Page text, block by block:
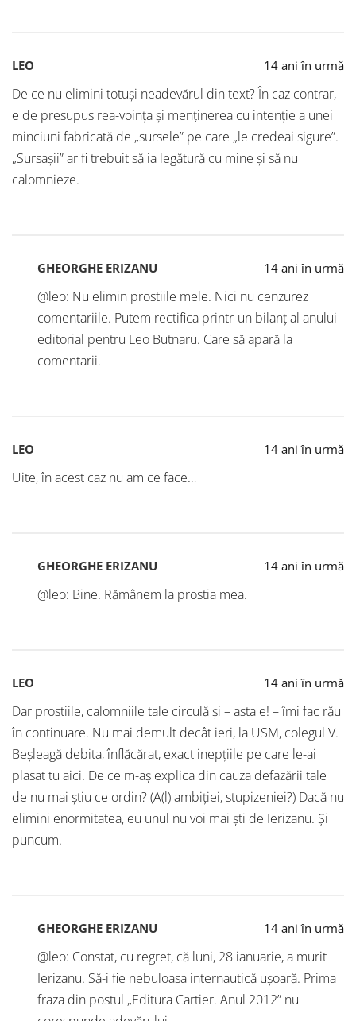
LEO 14 ani în urmă
De ce nu elimini totuşi neadevărul din text? În caz contrar,
e de presupus rea-voinţa şi menţinerea cu intenţie a unei
minciuni fabricată de „sursele” pe care „le credeai sigure”.
„Sursaşii” ar fi trebuit să ia legătură cu mine şi să nu
calomnieze.
GHEORGHE ERIZANU 14 ani în urmă
@leo: Nu elimin prostiile mele. Nici nu cenzurez
comentariile. Putem rectifica printr-un bilanț al anului
editorial pentru Leo Butnaru. Care să apară la
comentarii.
LEO 14 ani în urmă
Uite, în acest caz nu am ce face…
GHEORGHE ERIZANU 14 ani în urmă
@leo: Bine. Rămânem la prostia mea.
LEO 14 ani în urmă
Dar prostiile, calomniile tale circulă şi – asta e! – îmi fac rău
în continuare. Nu mai demult decât ieri, la USM, colegul V.
Beşleagă debita, înflăcărat, exact inepţiile pe care le-ai
plasat tu aici. De ce m-aş explica din cauza defazării tale
de nu mai ştiu ce ordin? (A(l) ambiţiei, stupizeniei?) Dacă nu
elimini enormitatea, eu unul nu voi mai şti de Ierizanu. Şi
puncum.
GHEORGHE ERIZANU 14 ani în urmă
@leo: Constat, cu regret, că luni, 28 ianuarie, a murit
Ierizanu. Să-i fie nebuloasa internautică ușoară. Prima
fraza din postul „Editura Cartier. Anul 2012” nu